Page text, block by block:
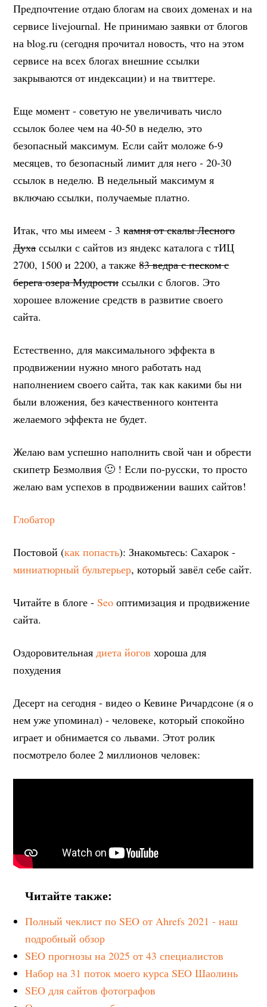
Предпочтение отдаю блогам на своих доменах и на
сервисе livejournal. Не принимаю заявки от блогов
на blog.ru (сегодня прочитал новость, что на этом
сервисе на всех блогах внешние ссылки
закрываются от индексации) и на твиттере.
Еще момент - советую не увеличивать число
ссылок более чем на 40-50 в неделю, это
безопасный максимум. Если сайт моложе 6-9
месяцев, то безопасный лимит для него - 20-30
ссылок в неделю. В недельный максимум я
включаю ссылки, получаемые платно.
Итак, что мы имеем - 3камня от скалы Лесного
Духассылки с сайтов из яндекс каталога с тИЦ
2700, 1500 и 2200, а также83 ведра с песком с
берега озера Мудростиссылки с блогов. Это
хорошее вложение средств в развитие своего
сайта.
Естественно, для максимального эффекта в
продвижении нужно много работать над
наполнением своего сайта, так как какими бы ни
были вложения, без качественного контента
желаемого эффекта не будет.
Желаю вам успешно наполнить свой чан и обрести
скипетр Безмолвия 🙂 ! Если по-русски, то просто
желаю вам успехов в продвижении ваших сайтов!
Глобатор
Постовой (как попасть): Знакомьтесь: Сахарок -
миниатюрный бультерьер, который завёл себе сайт.
Читайте в блоге -Seo оптимизация и продвижение
сайта.
Оздоровительнаядиета йогов хороша для
похудения
Десерт на сегодня - видео о Кевине Ричардсоне (я о
нем уже упоминал) - человеке, который спокойно
играет и обнимается со львами. Этот ролик
посмотрело более 2 миллионов человек:
Читайте также:
Полный чеклист по SEO от Ahrefs 2021 - наш
подробный обзор
SEO прогнозы на 2025 от 43 специалистов
Набор на 31 поток моего курса SEO Шаолинь
SEO для сайтов фотографов